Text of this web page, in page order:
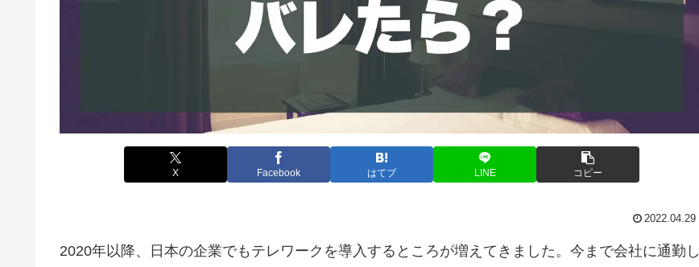
X Facebook はてブ LINE コピー
2022.04.29
2020年以降、日本の企業でもテレワークを導入するところが増えてきました。今まで会社に通勤し